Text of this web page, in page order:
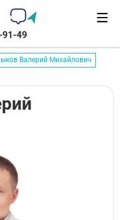
91-49
Валерий Михайлович